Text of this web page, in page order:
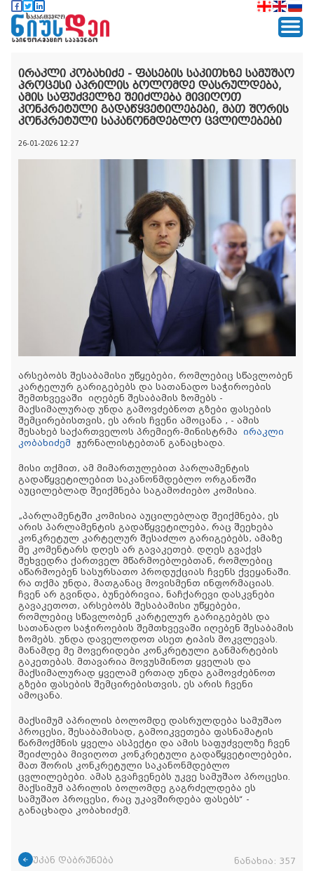
ირაკლი კობახიძე - ფასების საკითხზე სამუშაო
პროცესი აპრილის ბოლომდე დასრულდება,
ამის საფუძველზე შეიძლება მივიღოთ
კონკრეტული გადაწყვეტილებები, მათ შორის
კონკრეტული საკანონმდებლო ცვლილებები
26-01-2026 12:27
არსებობს შესაბამისი უწყებები, რომლებიც სწავლობენ
კარტელურ გარიგებებს და სათანადო საჭიროების
შემთხვევაში იღებენ შესაბამის ზომებს -
მაქსიმალურად უნდა გამოვძებნოთ გზები ფასების
შემცირებისთვის, ეს არის ჩვენი ამოცანა , - ამის
შესახებ საქართველოს პრემიერ-მინისტრმა ირაკლი
კობახიძემ ჟურნალისტებთან განაცხადა.
მისი თქმით, ამ მიმართულებით პარლამენტის
გადაწყვეტილებით საკანონმდებლო ორგანოში
აუცილებლად შეიქმნება საგამოძიებო კომისია.
„პარლამენტში კომისია აუცილებლად შეიქმნება, ეს
არის პარლამენტის გადაწყვეტილება, რაც შეეხება
კონკრეტულ კარტელურ შესაძლო გარიგებებს, ამაზე
მე კომენტარს დღეს არ გავაკეთებ. დღეს გვაქვს
შეხვედრა ქართველ მწარმოებლებთან, რომლებიც
აწარმოებენ სასურსათო პროდუქციას ჩვენს ქვეყანაში.
რა თქმა უნდა, მათგანაც მოვისმენთ ინფორმაციას.
ჩვენ არ გვინდა, ბუნებრივია, ნაჩქარევი დასკვნები
გავაკეთოთ, არსებობს შესაბამისი უწყებები,
რომლებიც სწავლობენ კარტელურ გარიგებებს და
სათანადო საჭიროების შემთხვევაში იღებენ შესაბამის
ზომებს. უნდა დაველოდოთ ასეთ ტიპის მოკვლევას.
მანამდე მე მოვერიდები კონკრეტული განმარტების
გაკეთებას. მთავარია მოვუსმინოთ ყველას და
მაქსიმალურად ყველამ ერთად უნდა გამოვძებნოთ
გზები ფასების შემცირებისთვის, ეს არის ჩვენი
ამოცანა.
მაქსიმუმ აპრილის ბოლომდე დასრულდება სამუშაო
პროცესი, შესაბამისად, გამოიკვეთება ფასნამატის
წარმოქმნის ყველა ასპექტი და ამის საფუძველზე ჩვენ
შეიძლება მივიღოთ კონკრეტული გადაწყვეტილებები,
მათ შორის კონკრეტული საკანონმდებლო
ცვლილებები. ამას გვაჩვენებს უკვე სამუშაო პროცესი.
მაქსიმუმ აპრილის ბოლომდე გაგრძელდება ეს
სამუშაო პროცესი, რაც უკავშირდება ფასებს“ -
განაცხადა კობახიძემ.
უკან დაბრუნება ნანახია: 357